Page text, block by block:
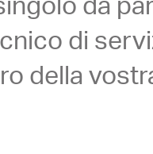
da
di
della